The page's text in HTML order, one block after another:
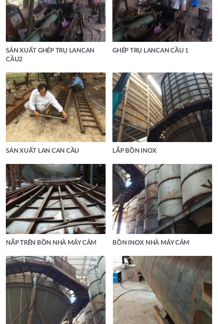
SẢN XUẤT GHÉP TRỤ LANCAN
CẦU2
GHÉP TRỤ LANCAN CẦU 1
SẢN XUẤT LAN CAN CẦU LẮP BỒN INOX
NẮP TRÊN BỒN NHÀ MÁY CÁM BỒN INOX NHÀ MÁY CÁM